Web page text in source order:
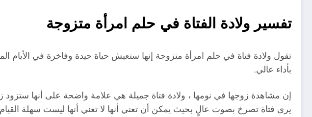
تفسير ولادة الفتاة في حلم امرأة متزوجة
تقول ولادة فتاة في حلم امرأة متزوجة إنها ستعيش حياة جيدة وفاخرة في
بأداء عالي.
إن مشاهدة زوجها في نومها ، ولادة فتاة جميلة هي علامة واضحة على أنها
يرى فتاة تصرخ بصوت عالٍ بحيث يمكن أن تعني أنها لا تعني أنها ليست سهلة القيام